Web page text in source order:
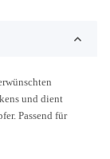
und dient
Passend für